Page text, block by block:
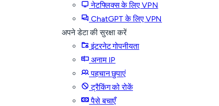
नेटफ्लिक्स के लिए VPN
ChatGPT के लिए VPN
अपने डेटा की सुरक्षा करें
इंटरनेट गोपनीयता
अनाम IP
पहचान छुपाएं
ट्रैकिंग को रोकें
पैसे बचाएँ